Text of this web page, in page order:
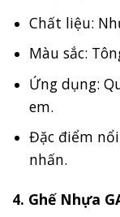
Chất liệu:
Màu sắc:
Ứng dụng:
em.
Đặc điểm
nhấn.
4. Ghế Nhựa